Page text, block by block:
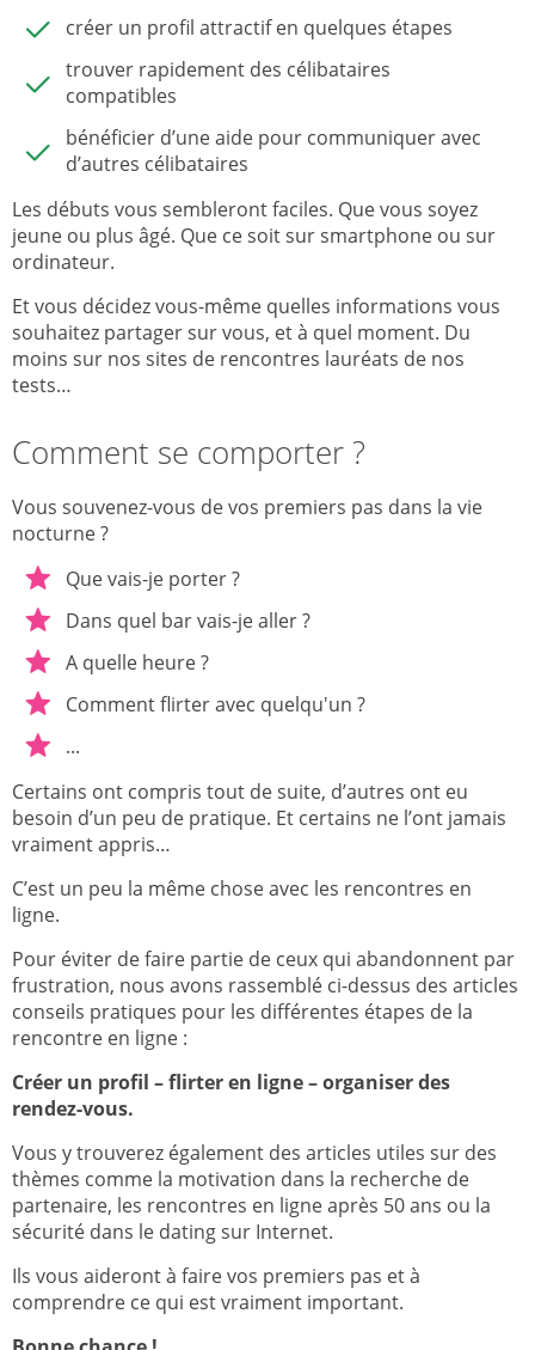
créer un profil attractif en quelques étapes
trouver rapidement des célibataires
compatibles
bénéficier d’une aide pour communiquer avec
d’autres célibataires
Les débuts vous sembleront faciles. Que vous soyez
jeune ou plus âgé. Que ce soit sur smartphone ou sur
ordinateur.
Et vous décidez vous-même quelles informations vous
souhaitez partager sur vous, et à quel moment. Du
moins sur nos sites de rencontres lauréats de nos
tests…
Comment se comporter ?
Vous souvenez-vous de vos premiers pas dans la vie
nocturne ?
Que vais-je porter ?
Dans quel bar vais-je aller ?
A quelle heure ?
Comment flirter avec quelqu'un ?
...
Certains ont compris tout de suite, d’autres ont eu
besoin d’un peu de pratique. Et certains ne l’ont jamais
vraiment appris…
C’est un peu la même chose avec les rencontres en
ligne.
Pour éviter de faire partie de ceux qui abandonnent par
frustration, nous avons rassemblé ci-dessus des articles
conseils pratiques pour les différentes étapes de la
rencontre en ligne :
Créer un profil – flirter en ligne – organiser des
rendez-vous.
Vous y trouverez également des articles utiles sur des
thèmes comme la motivation dans la recherche de
partenaire, les rencontres en ligne après 50 ans ou la
sécurité dans le dating sur Internet.
Ils vous aideront à faire vos premiers pas et à
comprendre ce qui est vraiment important.